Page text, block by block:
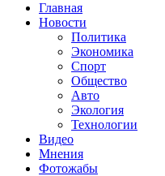
Главная
Новости
Политика
Экономика
Спорт
Общество
Авто
Экология
Технологии
Видео
Мнения
Фотожабы